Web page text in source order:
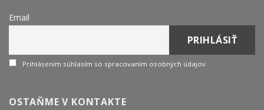
Email
Prihlásením súhlasím so spracovaním osobných údajov
OSTAŇME V KONTAKTE